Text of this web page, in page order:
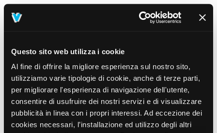
Questo sito web utilizza i cookie
Al fine di offrire la migliore esperienza sul nostro sito,
utilizziamo varie tipologie di cookie, anche di terze parti,
per migliorare l'esperienza di navigazione dell'utente,
consentire di usufruire dei nostri servizi e di visualizzare
pubblicità in linea con i propri interessi. Ad eccezione dei
cookies necessari, l’installazione ed utilizzo degli altri